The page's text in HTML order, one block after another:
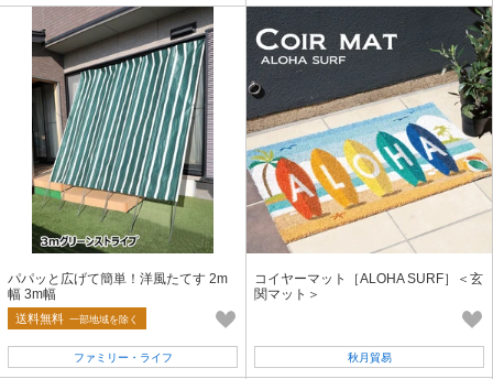
パパッと広げて簡単！洋風たてす 2m
幅 3m幅
送料無料 一部地域を除く
ファミリー・ライフ
コイヤーマット［ALOHA SURF］＜玄
関マット＞
秋月貿易